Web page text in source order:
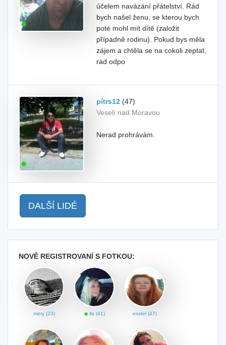
účelem navázání přátelství. Rád
bych našel ženu, se kterou bych
poté mohl mít dítě (založit
případně rodinu). Pokud bys měla
zájem a chtěla se na cokoli zeptat,
rád odpo
pítrs12 (47)
Veselí nad Moravou
Nerad prohrávám.
DALŠÍ LIDÉ
NOVĚ REGISTROVANÍ S FOTKOU:
mery (23) ila (41) esstel (47)